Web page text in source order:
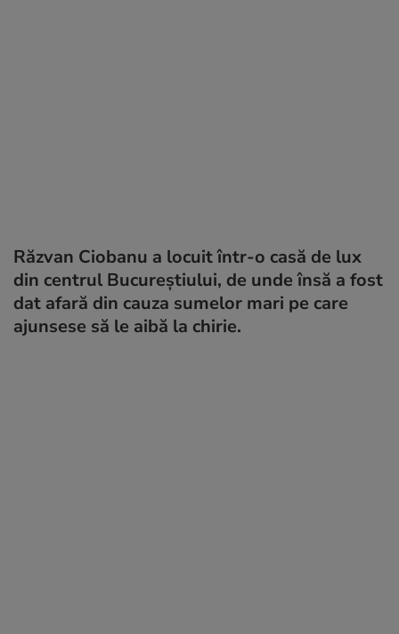
Răzvan Ciobanu a locuit într-o casă de lux
din centrul Bucureștiului, de unde însă a fost
dat afară din cauza sumelor mari pe care
ajunsese să le aibă la chirie.